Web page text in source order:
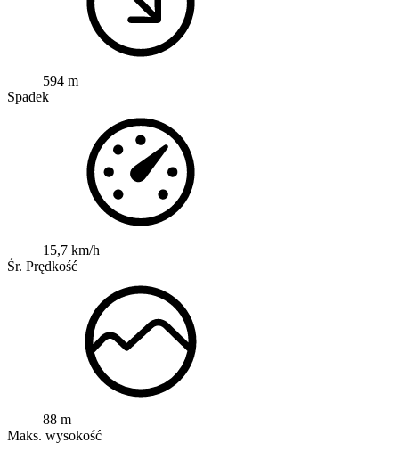
594 m
Spadek
15,7 km/h
Śr. Prędkość
88 m
Maks. wysokość